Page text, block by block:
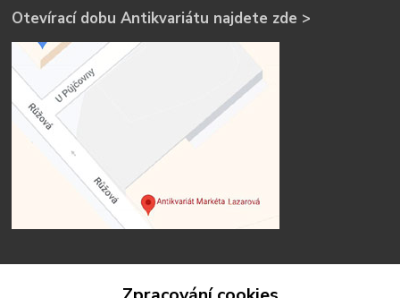
Otevírací dobu Antikvariátu najdete zde >